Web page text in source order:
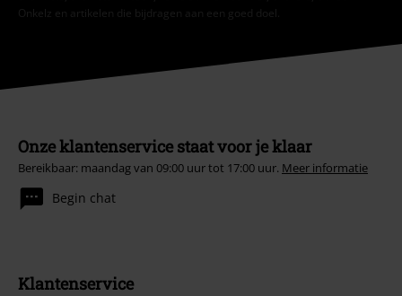
Onkelz en artikelen die bijdragen aan een goed doel.
Onze klantenservice staat voor je klaar
Bereikbaar: maandag van 09:00 uur tot 17:00 uur. Meer informatie
Begin chat
Klantenservice